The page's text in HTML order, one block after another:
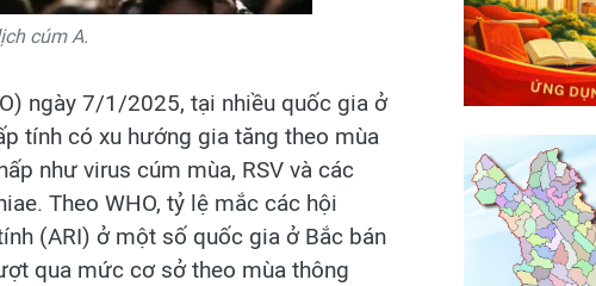
cúm A.
ngày 7/1/2025, tại nhiều quốc gia ở
tính có xu hướng gia tăng theo mùa
như virus cúm mùa, RSV và các
Theo WHO, tỷ lệ mắc các hội
(ARI) ở một số quốc gia ở Bắc bán
qua mức cơ sở theo mùa thông